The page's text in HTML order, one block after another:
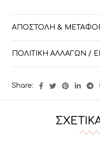
ΑΠΟΣΤΟΛΉ &
ΠΟΛΙΤΙΚΉ ΑΛΛΑΓΏΝ /
Share: